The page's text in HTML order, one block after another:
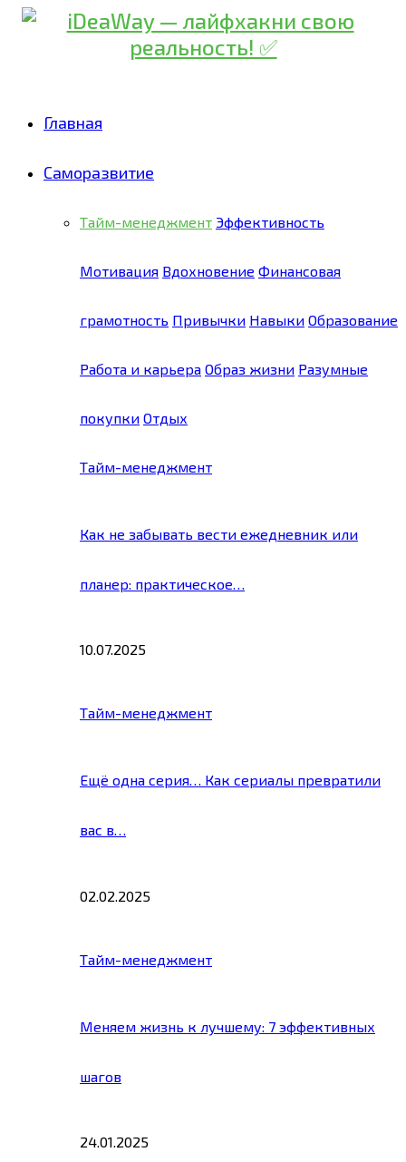
Главная
Саморазвитие
Тайм-менеджмент Эффективность
Мотивация Вдохновение Финансовая
грамотность Привычки Навыки Образование
Работа и карьера Образ жизни Разумные
покупки Отдых
Тайм-менеджмент
Как не забывать вести ежедневник или
планер: практическое…
10.07.2025
Тайм-менеджмент
Ещё одна серия… Как сериалы превратили
вас в…
02.02.2025
Тайм-менеджмент
Меняем жизнь к лучшему: 7 эффективных
шагов
24.01.2025